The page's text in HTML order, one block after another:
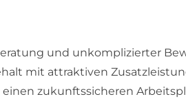
und unkomplizierter
mit attraktiven
zukunftssicheren